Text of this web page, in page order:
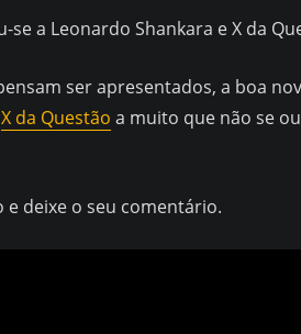
se a Leonardo Shankara e X da
ser apresentados, a boa
X da Questão a muito que não se
e deixe o seu comentário.